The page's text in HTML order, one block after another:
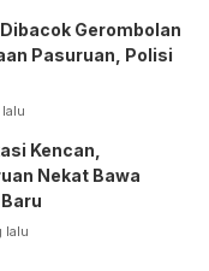
Gerombolan
Pasuruan, Polisi
Kencan,
Nekat Bawa
lalu